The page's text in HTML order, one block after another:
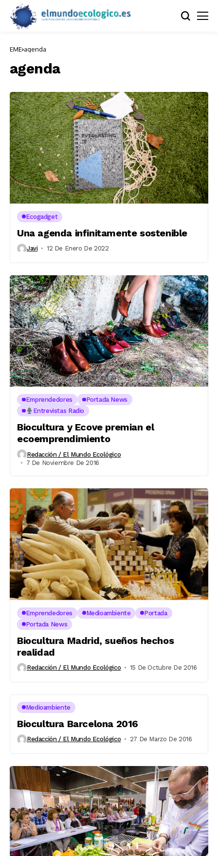
EME agenda
agenda
Ecogadget
Una agenda infinitamente sostenible
Javi 12 De Enero De 2022
Emprendedores
Portada News
Entrevistas Radio
Biocultura y Ecove premian el
ecoemprendimiento
Redacción / El Mundo Ecológico
7 De Noviembre De 2016
Emprendedores Medioambiente
Portada
Portada News
Biocultura Madrid, sueños hechos
realidad
Redacción / El Mundo Ecológico 15 De Octubre De 2016
Medioambiente
Biocultura Barcelona 2016
Redacción / El Mundo Ecológico 27 De Marzo De 2016